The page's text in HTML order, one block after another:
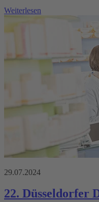
Weiterlesen
29.07.2024
22. Düsseldorfer